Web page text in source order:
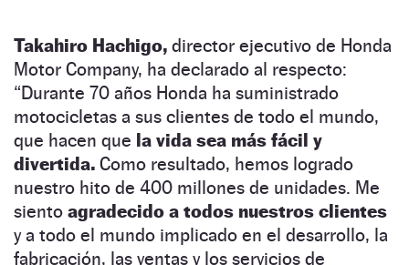
Takahiro Hachigo, director ejecutivo de Honda
Motor Company, ha declarado al respecto:
“Durante 70 años Honda ha suministrado
motocicletas a sus clientes de todo el mundo,
que hacen que la vida sea más fácil y
divertida. Como resultado, hemos logrado
nuestro hito de 400 millones de unidades. Me
siento agradecido a todos nuestros clientes
y a todo el mundo implicado en el desarrollo, la
fabricación, las ventas y los servicios de